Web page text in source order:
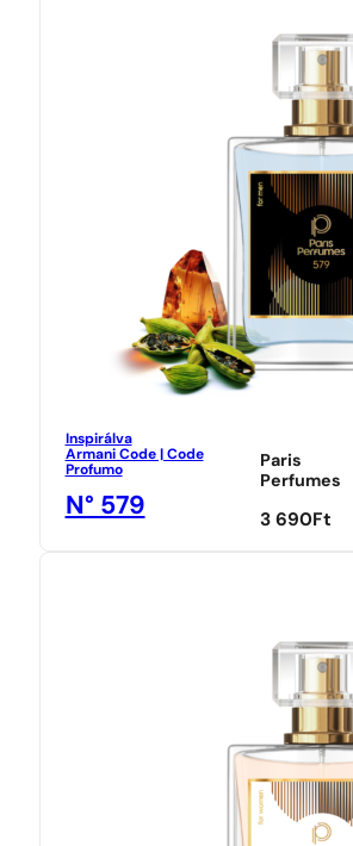
Inspirálva
Armani Code | Code
Profumo
N° 579
Paris
Perfumes
3 690 Ft